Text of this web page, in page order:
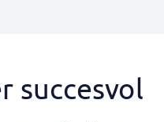
succesvol